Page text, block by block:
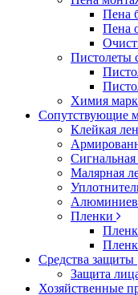
Пена
Пена
Пистолеты
Химия
Сопутствующие
Клейкая
Сигнальная
Малярная
Пленки
Средства защиты
Защита
Хозяйственные